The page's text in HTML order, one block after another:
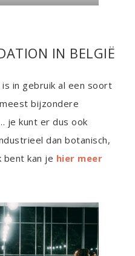
IN BELGIË
in gebruik al een soort
bijzondere
je kunt er dus ook
dan botanisch,
bent kan je hier meer